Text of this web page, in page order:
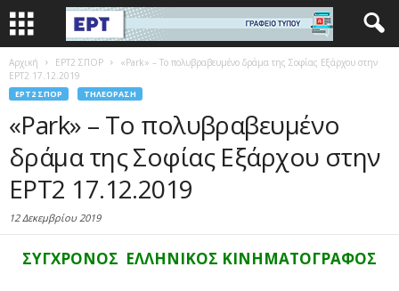
Αρχική EΡΤ2 ΣΠΟΡ
«Park» – Το πολυβραβευμένο δράμα της Σοφίας Εξάρχου στην
ΕΡΤ2 17.12.2019
EΡΤ2 ΣΠΟΡ ΤΗΛΕΌΡΑΣΗ
«Park» – Το πολυβραβευμένο
δράμα της Σοφίας Εξάρχου στην
ΕΡΤ2 17.12.2019
12 Δεκεμβρίου 2019
ΣΥΓΧΡΟΝΟΣ ΕΛΛΗΝΙΚΟΣ ΚΙΝΗΜΑΤΟΓΡΑΦΟΣ